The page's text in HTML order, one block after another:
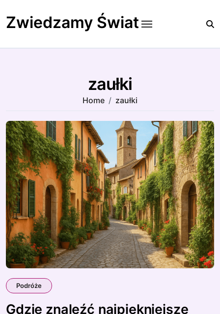
to
content
Zwiedzamy Świat
zaułki
Home zaułki
Podróże
Gdzie znaleźć najpiękniejsze